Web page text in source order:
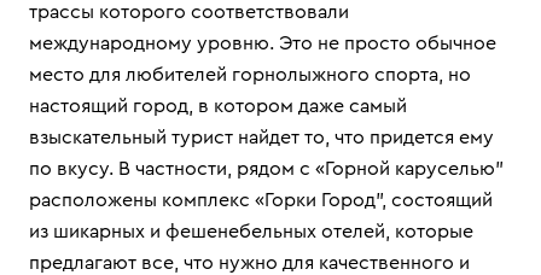
трассы которого соответствовали
международному уровню. Это не просто обычное
место для любителей горнолыжного спорта, но
настоящий город, в котором даже самый
взыскательный турист найдет то, что придется ему
по вкусу. В частности, рядом с «Горной каруселью"
расположены комплекс «Горки Город", состоящий
из шикарных и фешенебельных отелей, которые
предлагают все, что нужно для качественного и